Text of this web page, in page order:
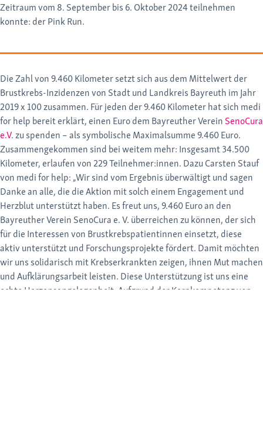
Zeitraum vom 8. September bis 6. Oktober 2024 teilnehmen
konnte: der Pink Run.
Die Zahl von 9.460 Kilometer setzt sich aus dem Mittelwert der
Brustkrebs-Inzidenzen von Stadt und Landkreis Bayreuth im Jahr
2019 x 100 zusammen. Für jeden der 9.460 Kilometer hat sich medi
for help bereit erklärt, einen Euro dem Bayreuther Verein SenoCura
e.V. zu spenden – als symbolische Maximalsumme 9.460 Euro.
Zusammengekommen sind bei weitem mehr: Insgesamt 34.500
Kilometer, erlaufen von 229 Teilnehmer:innen. Dazu Carsten Stauf
von medi for help: „Wir sind vom Ergebnis überwältigt und sagen
Danke an alle, die die Aktion mit solch einem Engagement und
Herzblut unterstützt haben. Es freut uns, 9.460 Euro an den
Bayreuther Verein SenoCura e. V. überreichen zu können, der sich
für die Interessen von Brustkrebspatientinnen einsetzt, diese
aktiv unterstützt und Forschungsprojekte fördert. Damit möchten
wir uns solidarisch mit Krebserkrankten zeigen, ihnen Mut machen
und Aufklärungsarbeit leisten. Diese Unterstützung ist uns eine
echte Herzensangelegenheit. Aufgrund der Kernkompetenz von